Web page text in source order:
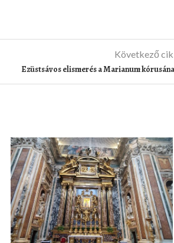
Következő
Ezüstsávos elismerés a Marianum